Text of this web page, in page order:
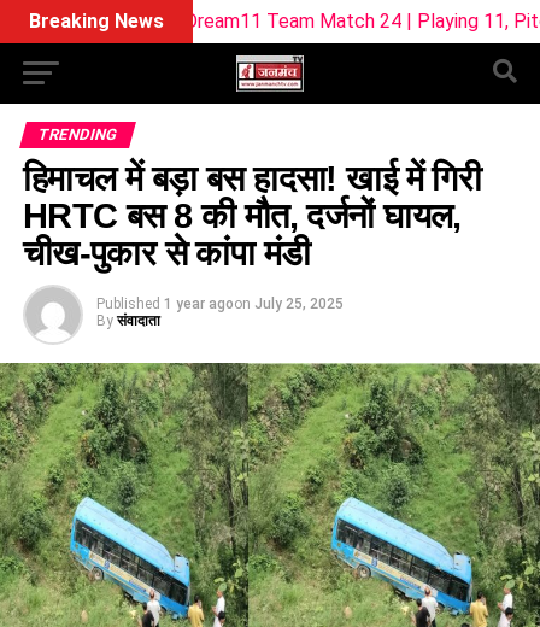
Breaking News
W Dream11 Team Match 24 | Playing 11, Pitch Report &
TRENDING
हिमाचल में बड़ा बस हादसा! खाई में गिरी
HRTC बस 8 की मौत, दर्जनों घायल,
चीख-पुकार से कांपा मंडी
Published 1 year agoon July 25, 2025
By संवादाता